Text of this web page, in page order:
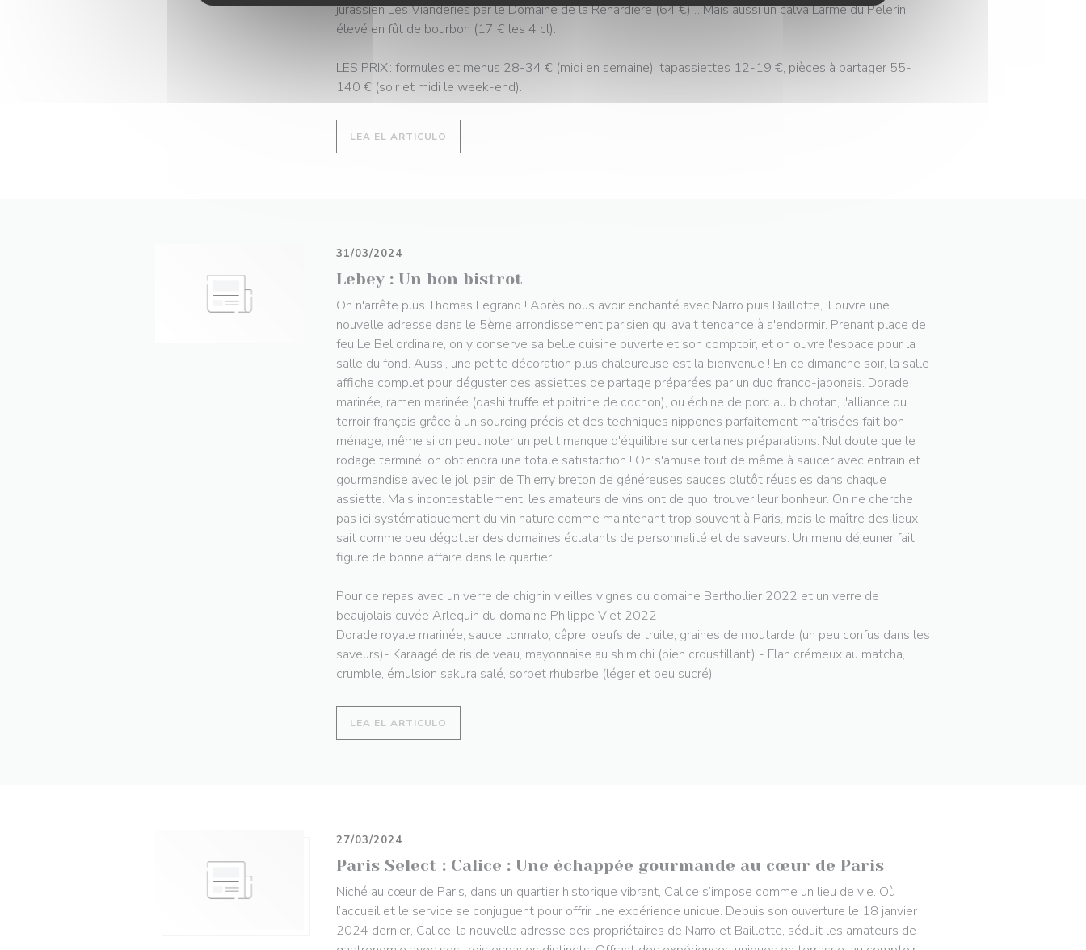
jurassien Les Vianderies par le Domaine de la Renardière (64 €)… Mais aussi un calva Larme du Pèlerin
élevé en fût de bourbon (17 € les 4 cl).
LES PRIX : formules et menus 28-34 € (midi en semaine), tapassiettes 12-19 €, pièces à partager 55-
140 € (soir et midi le week-end).
LEA EL ARTICULO
Lebey : Un bon bistrot
31/03/2024
On n'arrête plus Thomas Legrand ! Après nous avoir enchanté avec Narro puis Baillotte, il ouvre une
nouvelle adresse dans le 5ème arrondissement parisien qui avait tendance à s'endormir. Prenant place de
feu Le Bel ordinaire, on y conserve sa belle cuisine ouverte et son comptoir, et on ouvre l'espace pour la
salle du fond. Aussi, une petite décoration plus chaleureuse est la bienvenue ! En ce dimanche soir, la salle
affiche complet pour déguster des assiettes de partage préparées par un duo franco-japonais. Dorade
marinée, ramen marinée (dashi truffe et poitrine de cochon), ou échine de porc au bichotan, l'alliance du
terroir français grâce à un sourcing précis et des techniques nippones parfaitement maîtrisées fait bon
ménage, même si on peut noter un petit manque d'équilibre sur certaines préparations. Nul doute que le
rodage terminé, on obtiendra une totale satisfaction ! On s'amuse tout de même à saucer avec entrain et
gourmandise avec le joli pain de Thierry breton de généreuses sauces plutôt réussies dans chaque
assiette. Mais incontestablement, les amateurs de vins ont de quoi trouver leur bonheur. On ne cherche
pas ici systématiquement du vin nature comme maintenant trop souvent à Paris, mais le maître des lieux
sait comme peu dégotter des domaines éclatants de personnalité et de saveurs. Un menu déjeuner fait
figure de bonne affaire dans le quartier.
Pour ce repas avec un verre de chignin vieilles vignes du domaine Berthollier 2022 et un verre de
beaujolais cuvée Arlequin du domaine Philippe Viet 2022
Dorade royale marinée, sauce tonnato, câpre, oeufs de truite, graines de moutarde (un peu confus dans les
saveurs)- Karaagé de ris de veau, mayonnaise au shimichi (bien croustillant) - Flan crémeux au matcha,
crumble, émulsion sakura salé, sorbet rhubarbe (léger et peu sucré)
LEA EL ARTICULO
Paris Select : Calice : Une échappée gourmande au cœur de Paris
27/03/2024
Niché au cœur de Paris, dans un quartier historique vibrant, Calice s’impose comme un lieu de vie. Où
l’accueil et le service se conjuguent pour offrir une expérience unique. Depuis son ouverture le 18 janvier
2024 dernier, Calice, la nouvelle adresse des propriétaires de Narro et Baillotte, séduit les amateurs de